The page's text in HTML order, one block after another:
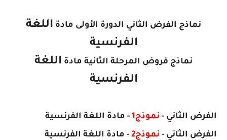
نماذج الفرض الثاني الدورة الأولى مادة اللغة
الفرنسية
نماذج فروض المرحلة الثانية مادة اللغة
الفرنسية
الفرض الثاني - نموذج1
- مادة اللغة الفرنسية
الفرض الثاني - نموذج2 - مادة اللغة الفرنسية